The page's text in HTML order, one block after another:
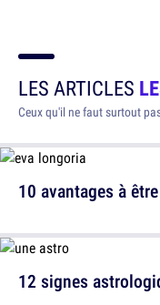
LES ARTICLES
Ceux qu'il ne faut surtout
10 avantages à
12 signes